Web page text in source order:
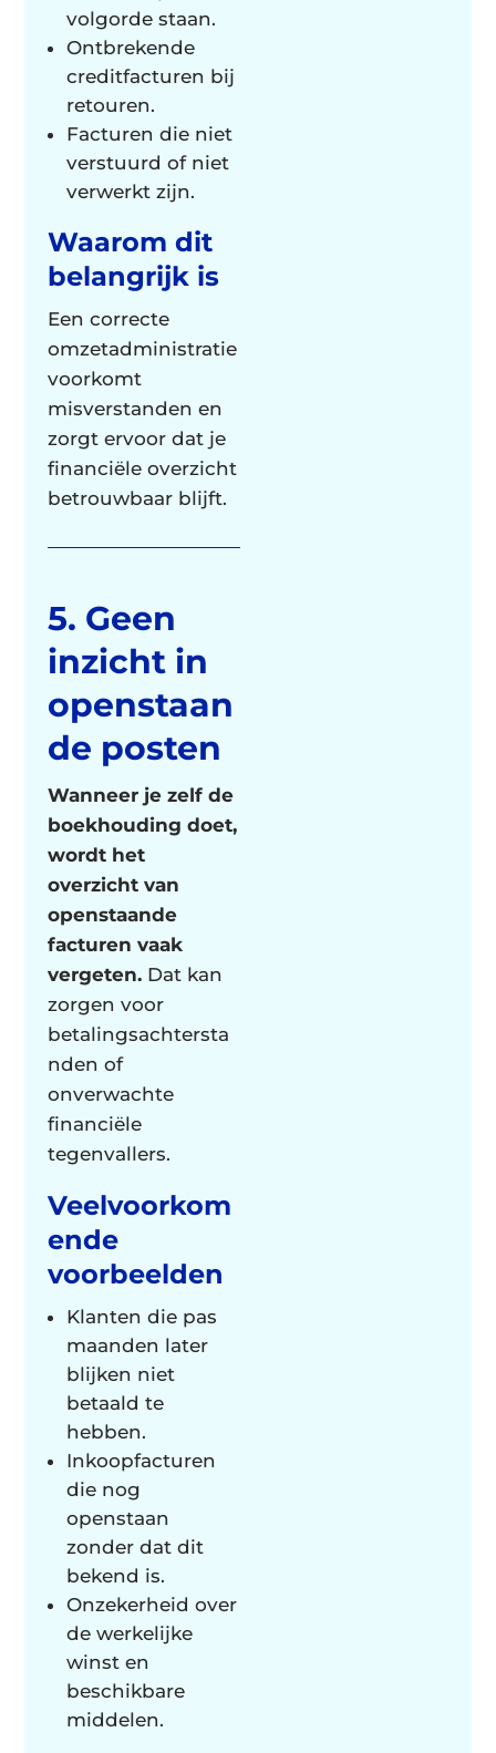
volgorde staan.
Ontbrekende
creditfacturen bij
retouren.
Facturen die niet
verstuurd of niet
verwerkt zijn.
Waarom dit
belangrijk is
Een correcte
omzetadministratie
voorkomt
misverstanden en
zorgt ervoor dat je
financiële overzicht
betrouwbaar blijft.
5. Geen
inzicht in
openstaan
de posten
Wanneer je zelf de
boekhouding doet,
wordt het
overzicht van
openstaande
facturen vaak
vergeten.Dat kan
zorgen voor
betalingsachtersta
nden of
onverwachte
financiële
tegenvallers.
Veelvoorkom
ende
voorbeelden
Klanten die pas
maanden later
blijken niet
betaald te
hebben.
Inkoopfacturen
die nog
openstaan
zonder dat dit
bekend is.
Onzekerheid over
de werkelijke
winst en
beschikbare
middelen.